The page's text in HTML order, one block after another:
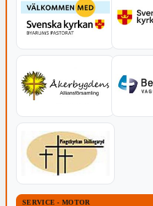
SERVICE - MOTOR